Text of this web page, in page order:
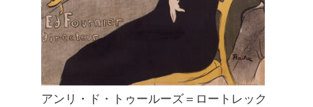
アンリ・ド・トゥールーズ＝ロートレック